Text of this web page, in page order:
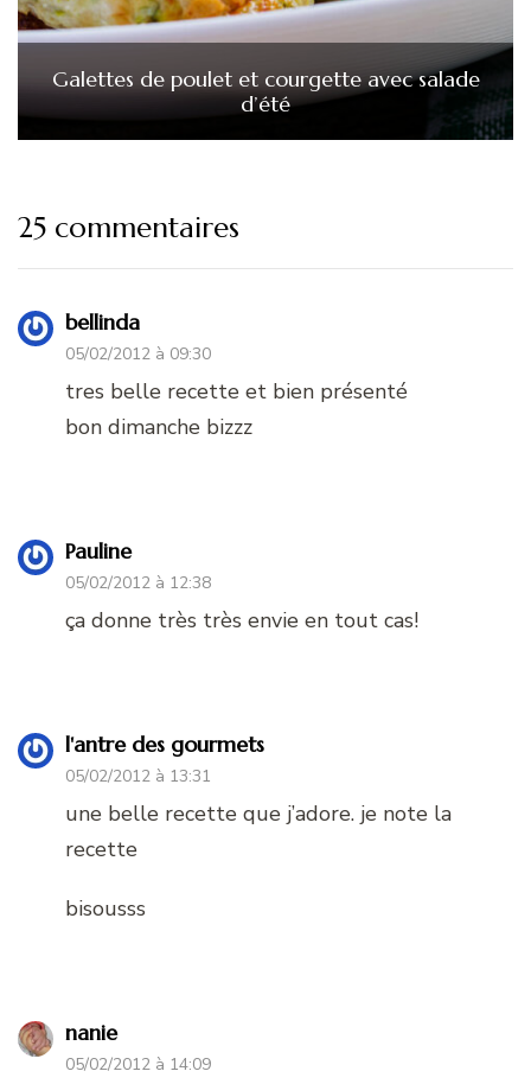
Galettes de poulet et courgette avec salade
d’été
25 commentaires
bellinda
05/02/2012 à 09:30
tres belle recette et bien présenté
bon dimanche bizzz
Pauline
05/02/2012 à 12:38
ça donne très très envie en tout cas!
l'antre des gourmets
05/02/2012 à 13:31
une belle recette que j’adore. je note la
recette
bisousss
nanie
05/02/2012 à 14:09